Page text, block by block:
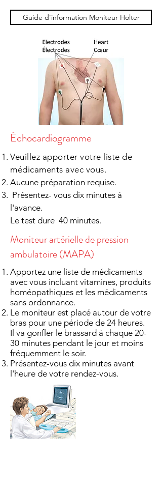
Guide d'information Moniteur Holter
Échocardiogramme
Veuillez apporter votre liste de
médicaments avec vous.
Aucune préparation requise.
Présentez- vous dix minutes à
l'avance.
Le test dure 40 minutes.
Moniteur artérielle de pression
ambulatoire (MAPA)
Apportez une liste de médicaments
avec vous incluant vitamines, produits
homéopathiques et les médicaments
sans ordonnance.
Le moniteur est placé autour de votre
bras pour une période de 24 heures.
Il va gonfler le brassard à chaque 20-
30 minutes pendant le jour et moins
fréquemment le soir.
Présentez-vous dix minutes avant
l'heure de votre rendez-vous.